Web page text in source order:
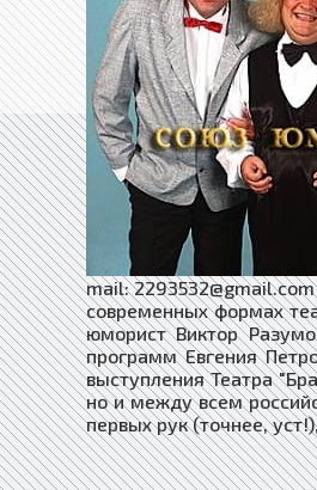
mail:
современных формах
юморист Виктор
программ Евгения
выступления Театра
но и между всем
первых рук (точнее,